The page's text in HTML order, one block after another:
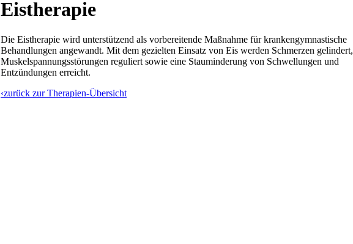
Eistherapie
Die Eistherapie wird unterstützend als vorbereitende Maßnahme für krankengymnastische
Behandlungen angewandt. Mit dem gezielten Einsatz von Eis werden Schmerzen gelindert,
Muskelspannungsstörungen reguliert sowie eine Stauminderung von Schwellungen und
Entzündungen erreicht.
‹zurück zur Therapien-Übersicht